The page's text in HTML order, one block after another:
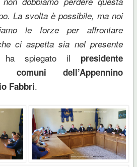
La svolta è possibile, ma noi
le forze per affrontare
ci aspetta sia nel presente
ha spiegato il presidente
comuni dell’Appennino
Fabbri.